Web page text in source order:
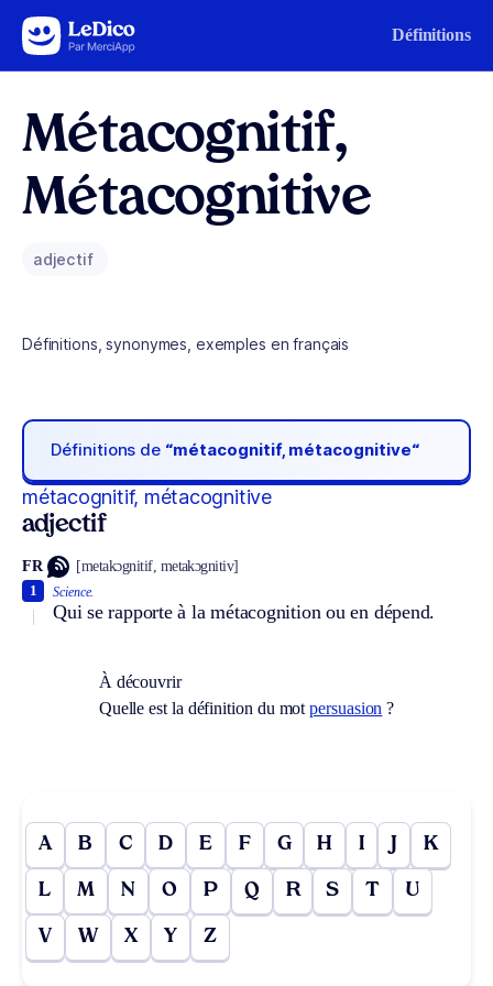
Aller au contenu Définitions
Métacognitif,
Métacognitive
adjectif
Définitions, synonymes, exemples en français
Définitions de “métacognitif, métacognitive“
métacognitif, métacognitive
adjectif
FR [metakɔgnitif, metakɔgnitiv]
Science.
Qui se rapporte à la métacognition ou en dépend.
1
À découvrir
Quelle est la définition du motpersuasion ?
A B C D E F G H I J K
L M N O P Q R S T U
V W X Y Z